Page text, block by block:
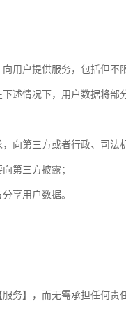
用户提供服务，包括但不
述情况下，用户数据将部
向第三方或者行政、司法
第三方披露；
享用户数据。
务】，而无需承担任何责任